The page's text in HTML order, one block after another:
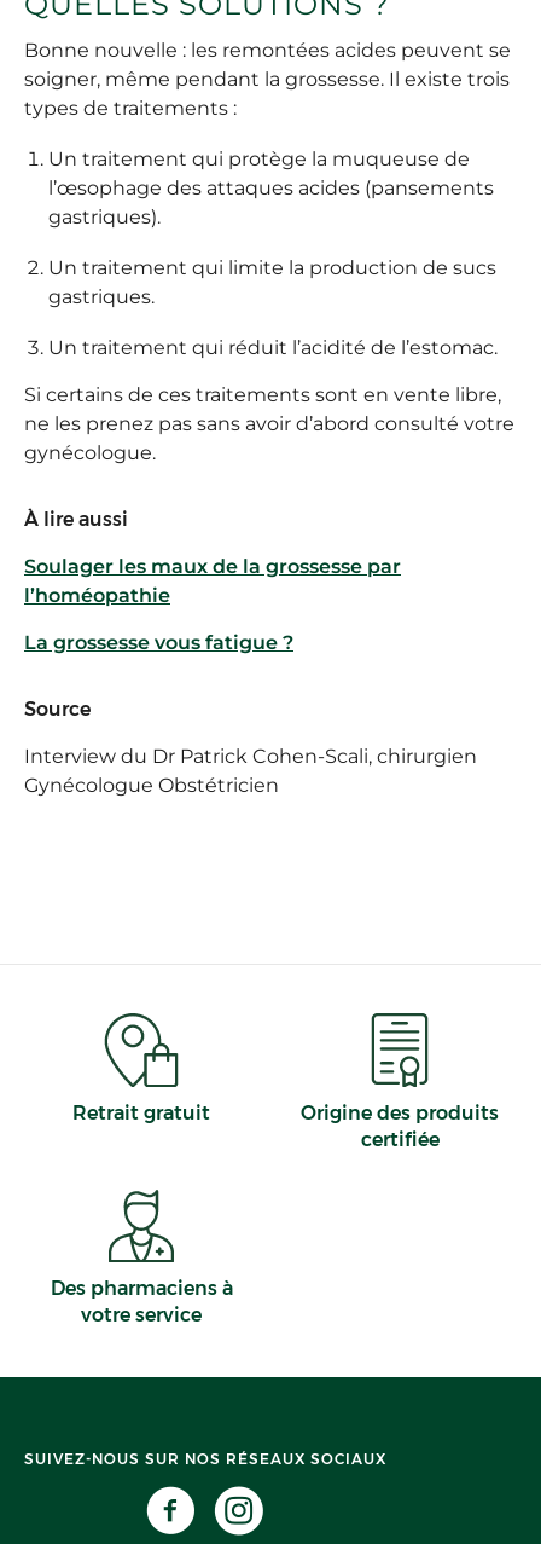
Bonne nouvelle : les remontées acides peuvent se
soigner, même pendant la grossesse. Il existe trois
types de traitements :
Un traitement qui protège la muqueuse de
l’œsophage des attaques acides (pansements
gastriques).
Un traitement qui limite la production de sucs
gastriques.
Un traitement qui réduit l’acidité de l’estomac.
Si certains de ces traitements sont en vente libre,
ne les prenez pas sans avoir d’abord consulté votre
gynécologue.
À lire aussi
Soulager les maux de la grossesse par
l’homéopathie
La grossesse vous fatigue ?
Source
Interview du Dr Patrick Cohen-Scali, chirurgien
Gynécologue Obstétricien
Retrait gratuit
Origine des produits
certifiée
Des pharmaciens à
votre service
SUIVEZ-NOUS SUR NOS RÉSEAUX SOCIAUX